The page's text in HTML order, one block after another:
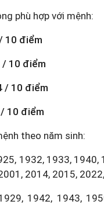
phù hợp với mệnh:
10 điểm
/ 10 điểm
/ 10 điểm
10 điểm
theo năm sinh:
1932, 1933, 1940,
2014, 2015,
1942, 1943,